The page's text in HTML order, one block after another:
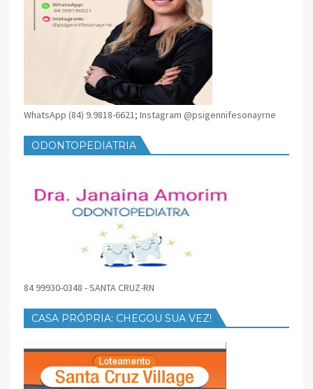
WhatsApp (84) 9.9818-6621; Instagram @psigennifesonayrne
ODONTOPEDIATRIA
84 99930-0348 - SANTA CRUZ-RN
CASA PRÓPRIA: CHEGOU SUA VEZ!